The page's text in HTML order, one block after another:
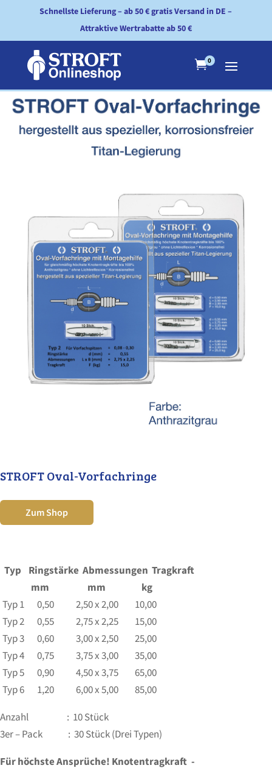
Schnellste Lieferung – ab 50 € gratis Versand in DE –
Attraktive Wertrabatte ab 50 €
0
STROFT Oval-Vorfachringe
Zum Shop
Typ Ringstärke Abmessungen Tragkraft
mm mm kg
Typ 1 0,50 2,50 x 2,00 10,00
Typ 2 0,55 2,75 x 2,25 15,00
Typ 3 0,60 3,00 x 2,50 25,00
Typ 4 0,75 3,75 x 3,00 35,00
Typ 5 0,90 4,50 x 3,75 65,00
Typ 6 1,20 6,00 x 5,00 85,00
Anzahl : 10 Stück
3er – Pack : 30 Stück (Drei Typen)
Für höchste Ansprüche! Knotentragkraft -